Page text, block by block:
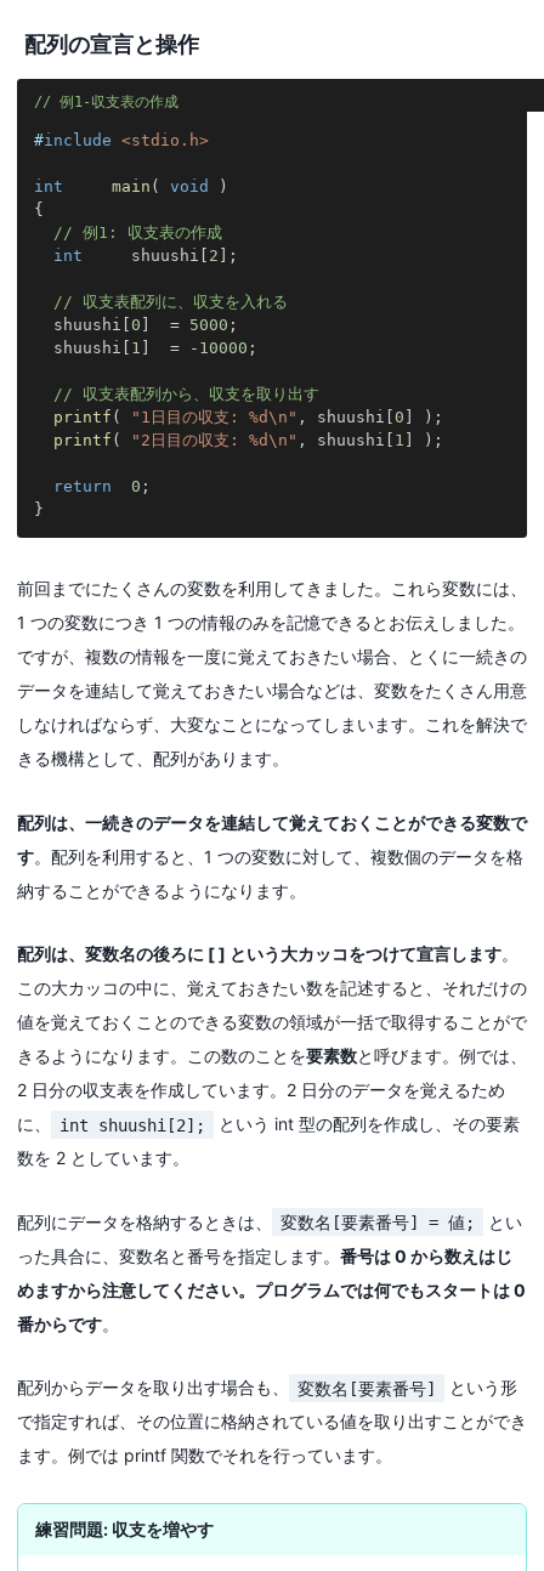
配列の宣言と操作
例1-収支表の作成
#include <stdio.h>
int main ( void
)
{
// 例1: 収支表の作成
int
     shuushi
2 ;
// 収支表配列に、収支を入れる
  shuushi
0 = 5000 ;
  shuushi
1 = - 10000 ;
// 収支表配列から、収支を取り出す
printf ( "1日目の収支: %d\n" , shuushi 0 ) ;
printf ( "2日目の収支: %d\n" , shuushi 1 ) ;
return 0 ;
}
前回までにたくさんの変数を利用してきました。これら変数には、
1 つの変数につき 1 つの情報のみを記憶できるとお伝えしました。
ですが、複数の情報を一度に覚えておきたい場合、とくに一続きの
データを連結して覚えておきたい場合などは、変数をたくさん用意
しなければならず、大変なことになってしまいます。これを解決で
きる機構として、配列があります。
配列は、一続きのデータを連結して覚えておくことができる変数で
す。配列を利用すると、1 つの変数に対して、複数個のデータを格
納することができるようになります。
配列は、変数名の後ろに [ ] という大カッコをつけて宣言します。
この大カッコの中に、覚えておきたい数を記述すると、それだけの
値を覚えておくことのできる変数の領域が一括で取得することがで
きるようになります。この数のことを要素数と呼びます。例では、
2 日分の収支表を作成しています。2 日分のデータを覚えるため
に、
int shuushi[2];
という int 型の配列を作成し、その要素
数を 2 としています。
配列にデータを格納するときは、 変数名[要素番号] = 値;
とい
った具合に、変数名と番号を指定します。 番号は 0 から数えはじ
めますから注意してください。プログラムでは何でもスタートは 0
番からです。
配列からデータを取り出す場合も、 変数名[要素番号]
という形
で指定すれば、その位置に格納されている値を取り出すことができ
ます。例では printf 関数でそれを行っています。
練習問題: 収支を増やす